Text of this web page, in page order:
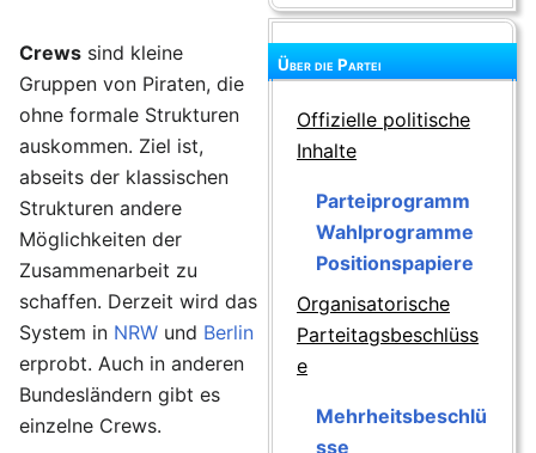
Über die Partei
Offizielle politische
Inhalte
Parteiprogramm
Wahlprogramme
Positionspapiere
Organisatorische
Parteitagsbeschlüss
e
Mehrheitsbeschlü
sse
Crews sind kleine
Gruppen von Piraten, die
ohne formale Strukturen
auskommen. Ziel ist,
abseits der klassischen
Strukturen andere
Möglichkeiten der
Zusammenarbeit zu
schaffen. Derzeit wird das
System in NRW und Berlin
erprobt. Auch in anderen
Bundesländern gibt es
einzelne Crews.